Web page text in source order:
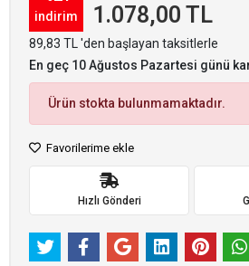
%21
indirim
1.372,00 TL
1.078,00 TL
89,83 TL 'den başlayan taksitlerle
En geç 10 Ağustos Pazartesi günü
Ürün stokta bulunmamaktadır.
Favorilerime ekle